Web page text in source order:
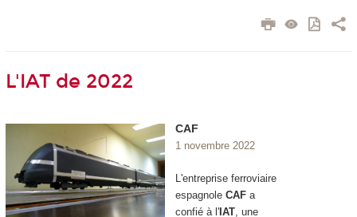
L'IAT de 2022
CAF
1 novembre 2022
L'entreprise ferroviaire
espagnole CAFa
confié à l'IAT, une